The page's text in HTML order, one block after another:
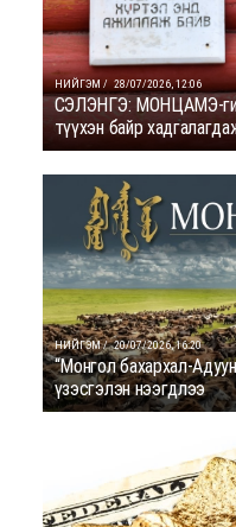
НИЙГЭМ / 28/07/2026, 12:06
СЭЛЭНГЭ: МОНЦАМЭ-
түүхэн байр
НИЙГЭМ / 20/07/2026, 16:20
“Монгол бахархал-
үзэсгэлэн нээгдлээ